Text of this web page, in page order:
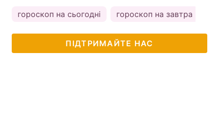
гороскоп на сьогодні гороскоп на завтра
ПІДТРИМАЙТЕ НАС